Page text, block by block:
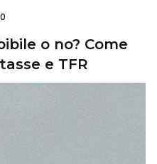
o no? Come
e TFR